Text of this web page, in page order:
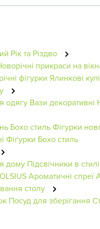
Рік та Різдво
прикраси на
фігурки Ялинкові кулі
одягу Вази декоративні
Бохо стильФігурки
Фігурки Бохо стиль
дому Підсвічники в
Ароматичні спреї
столу
Посуд для зберігання